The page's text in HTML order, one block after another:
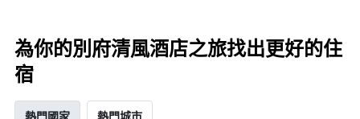
為你的別府清風酒店之旅找出更好的住
宿
熱門國家 熱門城市